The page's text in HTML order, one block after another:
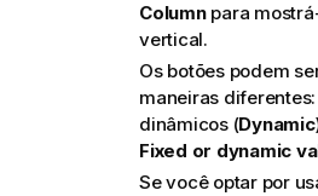
Columnpara
vertical.
Os botões podem
maneiras
dinâmicos (Dynamic
Fixed or dynamic
Se você optar por